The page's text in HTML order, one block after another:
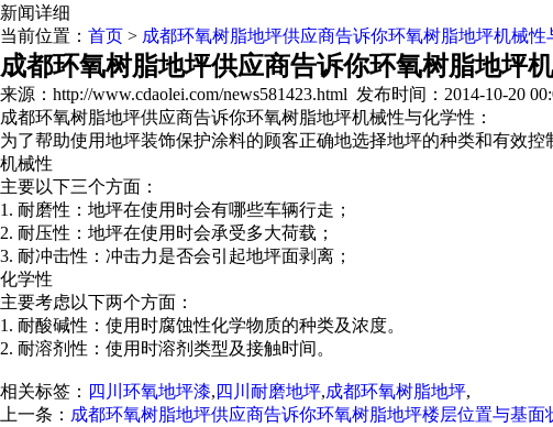
新闻详细
当前位置： 首页 > 成都环氧树脂地坪供应商告诉你环氧树脂地坪机械性
成都环氧树脂地坪供应商告诉你环氧树脂地坪
来源：http://www.cdaolei.com/news581423.html 发布时间：2014-10-20
成都环氧树脂地坪供应商告诉你环氧树脂地坪机械性与化学性：
为了帮助使用地坪装饰保护涂料的顾客正确地选择地坪的种类和有效
机械性
主要以下三个方面：
1. 耐磨性：地坪在使用时会有哪些车辆行走；
2. 耐压性：地坪在使用时会承受多大荷载；
3. 耐冲击性：冲击力是否会引起地坪面剥离；
化学性
主要考虑以下两个方面：
1. 耐酸碱性：使用时腐蚀性化学物质的种类及浓度。
2. 耐溶剂性：使用时溶剂类型及接触时间。
相关标签： 四川环氧地坪漆, 四川耐磨地坪,成都环氧树脂地坪,
上一条： 成都环氧树脂地坪供应商告诉你环氧树脂地坪楼层位置与基面